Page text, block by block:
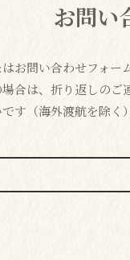
お問い
お問い合わせフォー
合は、折り返しのご
す（海外渡航を除く）